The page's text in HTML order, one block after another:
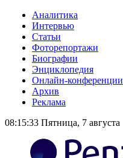
Аналитика
Интервью
Статьи
Фоторепортажи
Биографии
Энциклопедия
Онлайн-конференции
Архив
Реклама
08:15:33 Пятница, 7 августа